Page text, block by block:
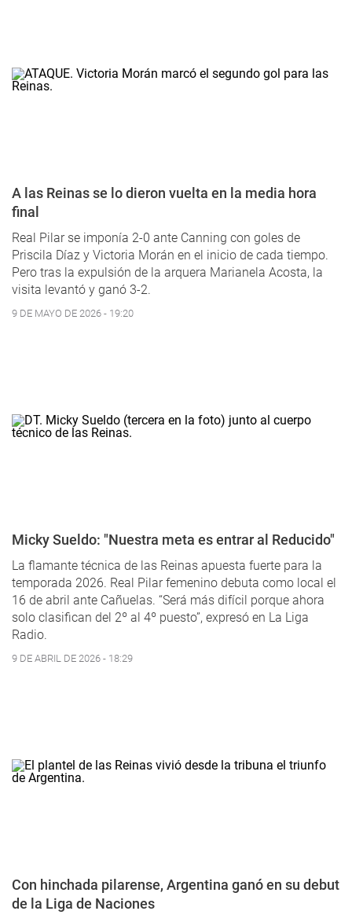
A las Reinas se lo dieron vuelta en la media hora
final
Real Pilar se imponía 2-0 ante Canning con goles de
Priscila Díaz y Victoria Morán en el inicio de cada tiempo.
Pero tras la expulsión de la arquera Marianela Acosta, la
visita levantó y ganó 3-2.
9 DE MAYO DE 2026 - 19:20
Micky Sueldo: "Nuestra meta es entrar al Reducido"
La flamante técnica de las Reinas apuesta fuerte para la
temporada 2026. Real Pilar femenino debuta como local el
16 de abril ante Cañuelas. “Será más difícil porque ahora
solo clasifican del 2º al 4º puesto”, expresó en La Liga
Radio.
9 DE ABRIL DE 2026 - 18:29
Con hinchada pilarense, Argentina ganó en su debut
de la Liga de Naciones